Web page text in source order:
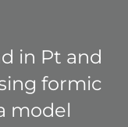
in Pt and
formic
model